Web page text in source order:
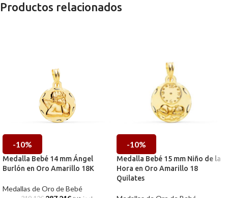
Productos relacionados
-10%
Medalla Bebé 14 mm Ángel
Burlón en Oro Amarillo 18K
Medallas de Oro de Bebé
-10%
Medalla Bebé 15 mm Niño de la
Hora en Oro Amarillo 18
Quilates